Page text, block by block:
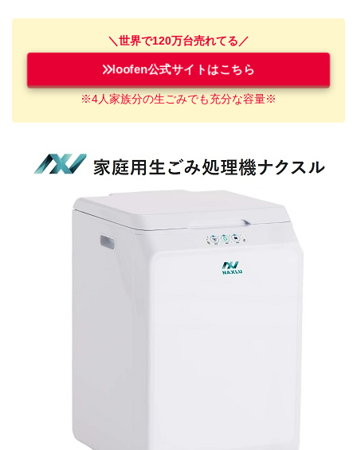
＼世界で120万台売れてる／
loofen公式サイトはこちら
※4人家族分の生ごみでも充分な容量※